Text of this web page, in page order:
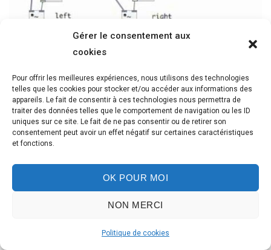
Gérer le consentement aux
cookies
Pour offrir les meilleures expériences, nous utilisons des technologies
telles que les cookies pour stocker et/ou accéder aux informations des
appareils. Le fait de consentir à ces technologies nous permettra de
traiter des données telles que le comportement de navigation ou les ID
uniques sur ce site. Le fait de ne pas consentir ou de retirer son
consentement peut avoir un effet négatif sur certaines caractéristiques
et fonctions.
OK POUR MOI
NON MERCI
Politique de cookies
Audio / Tutoriel